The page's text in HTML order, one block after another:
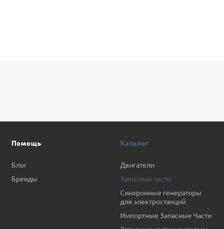
Помощь
Блог
Бренды
Каталог
Двигатели
Запасные части
Синхронные генераторы
для электростанций
Импортные Запасные Части